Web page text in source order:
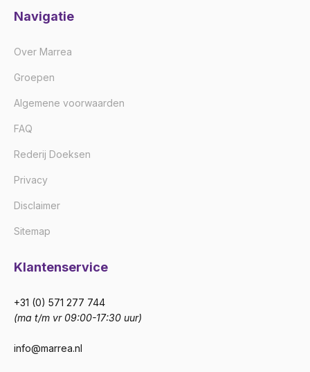
Navigatie
Over Marrea
Groepen
Algemene voorwaarden
FAQ
Rederij Doeksen
Privacy
Disclaimer
Sitemap
Klantenservice
+31 (0) 571 277 744
(ma t/m vr 09:00-17:30 uur)
info@marrea.nl